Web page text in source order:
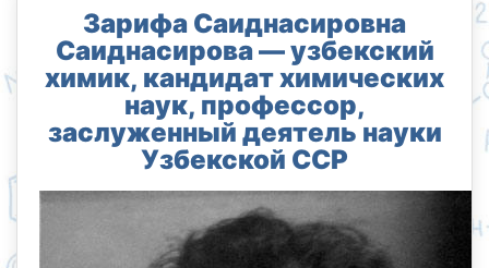
Зарифа Саиднасировна
Саиднасирова — узбекский
химик, кандидат химических
наук, профессор,
заслуженный деятель науки
Узбекской ССР